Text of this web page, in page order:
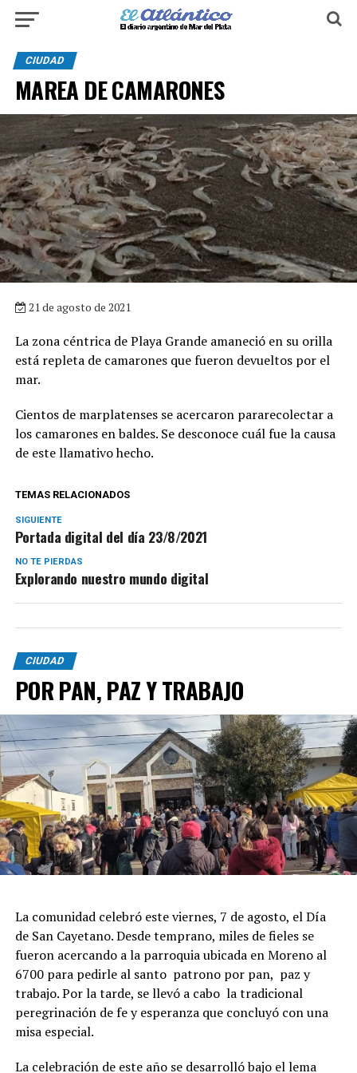
CIUDAD
MAREA DE CAMARONES
21 de agosto de 2021
La zona céntrica de Playa Grande amaneció en su orilla
está repleta de camarones que fueron devueltos por el
mar.
Cientos de marplatenses se acercaron pararecolectar a
los camarones en baldes. Se desconoce cuál fue la causa
de este llamativo hecho.
TEMAS RELACIONADOS
SIGUIENTE
Portada digital del día 23/8/2021
NO TE PIERDAS
Explorando nuestro mundo digital
CIUDAD
POR PAN, PAZ Y TRABAJO
La comunidad celebró este viernes, 7 de agosto, el Día
de San Cayetano. Desde temprano, miles de fieles se
fueron acercando a la parroquia ubicada en Moreno al
6700 para pedirle al santo patrono por pan, paz y
trabajo. Por la tarde, se llevó a cabo la tradicional
peregrinación de fe y esperanza que concluyó con una
misa especial.
La celebración de este año se desarrolló bajo el lema